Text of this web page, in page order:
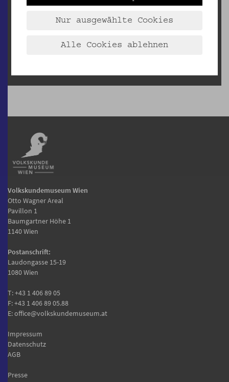
Barbara Varga, MA
barbara.varga@volkskundemuseum.at
Umstrukturierung des Depots können
Volkskundemuseum Wien
Otto Wagner Areal
Pavillon 1
Baumgartner Höhe 1
1140 Wien
Postanschrift:
Laudongasse 15-19
1080 Wien
T:+43 1 406 89 05
F: +43 1 406 89 05.88
E:office@volkskundemuseum.at
Impressum
Datenschutz
AGB
Presse
Nur ausgewählte Cookies
Alle Cookies ablehnen